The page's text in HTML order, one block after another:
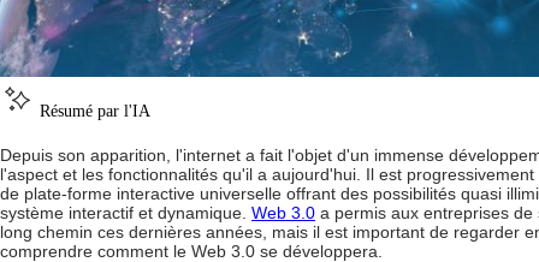
Résumé par l'IA
Depuis son apparition, l'internet a fait l'objet d'un immense
l'aspect et les fonctionnalités qu'il a aujourd'hui. Il est
de plate-forme interactive universelle offrant des possibilités quasi
système interactif et dynamique. Web 3.0 a permis aux entreprises
long chemin ces dernières années, mais il est important de regarder
comprendre comment le Web 3.0 se développera.